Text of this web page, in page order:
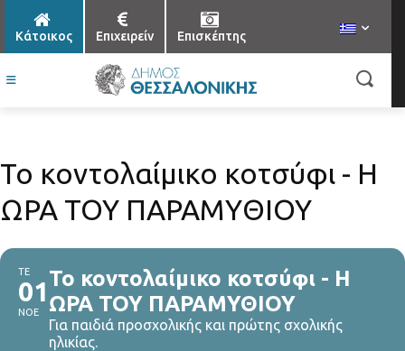
Κάτοικος Επιχειρείν Επισκέπτης
Το κοντολαίμικο κοτσύφι - Η
ΩΡΑ ΤΟΥ ΠΑΡΑΜΥΘΙΟΥ
ΤΕ
01
ΝΟΕ
Το κοντολαίμικο κοτσύφι - Η
ΩΡΑ ΤΟΥ ΠΑΡΑΜΥΘΙΟΥ
Για παιδιά προσχολικής και πρώτης σχολικής
ηλικίας.